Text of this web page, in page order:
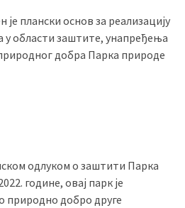
плански основ за реализацију
области заштите, унапређења
добра Парка природе
одлуком о заштити Парка
године, овај парк је
природно добро друге